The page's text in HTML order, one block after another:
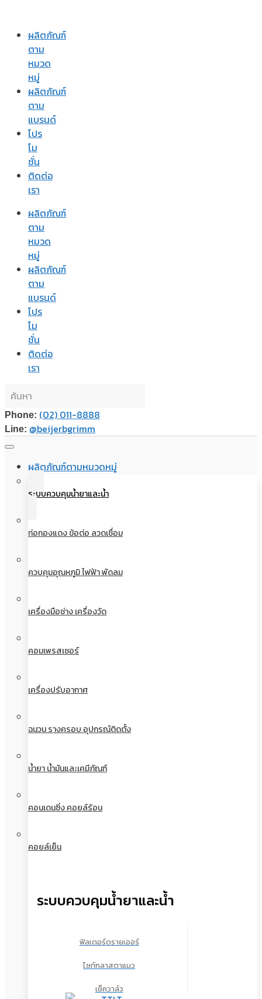
ผลิตภัณฑ์
ตาม
หมวด
หมู่
ผลิตภัณฑ์
ตาม
แบรนด์
โปร
โม
ชั่น
ติดต่อ
เรา
ผลิตภัณฑ์
ตาม
หมวด
หมู่
ผลิตภัณฑ์
ตาม
แบรนด์
โปร
โม
ชั่น
ติดต่อ
เรา
Phone: (02) 011-8888
Line: @beijerbgrimm
ผลิตภัณฑ์ตามหมวดหมู่
ระบบควบคุมน้ำยาและน้ำ
ท่อทองแดง ข้อต่อ ลวดเชื่อม
ควบคุมอุณหภูมิ ไฟฟ้า พัดลม
เครื่องมือช่าง เครื่องวัด
คอมเพรสเซอร์
เครื่องปรับอากาศ
ฉนวน รางครอบ อุปกรณ์ติดตั้ง
น้ำยา น้ำมันและเคมีภัณฑ์
คอนเดนซิ่ง คอยล์ร้อน
คอยล์เย็น
ระบบควบคุมน้ำยาและน้ำ
ฟิลเตอร์ดรายเออร์
ไซท์กลาสตาแมว
เช็ควาล์ว